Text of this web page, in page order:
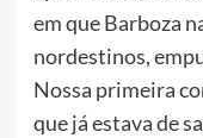
em que Barboza
nordestinos,
Nossa primeira
que já estava de